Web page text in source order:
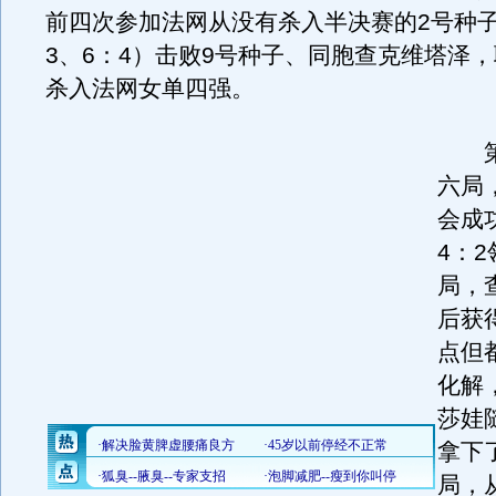
前四次参加法网从没有杀入半决赛的2号种
3、6：4）击败9号种子、同胞查克维塔泽
杀入法网女单四强。
第
六局
会成
4：2
局，
后获
点但
化解
莎娃
拿下
局，